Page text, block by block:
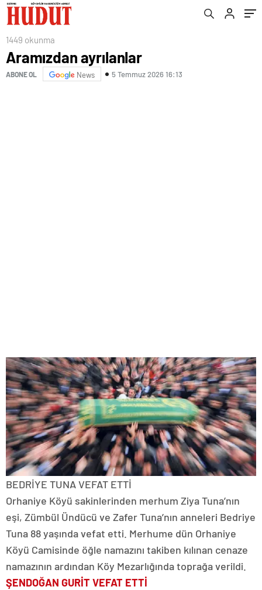
1449 okunma
Aramızdan ayrılanlar
ABONE OL News 5 Temmuz 2026 16:13
BEDRİYE TUNA VEFAT ETTİ
Orhaniye Köyü sakinlerinden merhum Ziya Tuna’nın
eşi, Zümbül Ündücü ve Zafer Tuna’nın anneleri Bedriye
Tuna 88 yaşında vefat etti. Merhume dün Orhaniye
Köyü Camisinde öğle namazını takiben kılınan cenaze
namazının ardından Köy Mezarlığında toprağa verildi.
ŞENDOĞAN GURİT VEFAT ETTİ